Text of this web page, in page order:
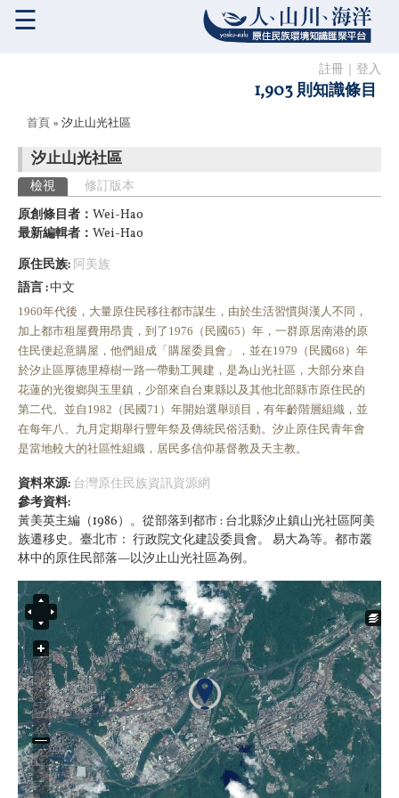
註冊 登入
1,903 則知識條目
☰
您在這裡
首頁 » 汐止山光社區
汐止山光社區
主要索引標籤
檢視 (作用中頁籤)
修訂版本
原創條目者： Wei-Hao
最新編輯者： Wei-Hao
原住民族: 阿美族
語言 中文
1960年代後，大量原住民移往都市謀生，由於生活習慣與漢人不同，
加上都市租屋費用昂貴，到了1976（民國65）年，一群原居南港的原
住民便起意購屋，他們組成「購屋委員會」，並在1979（民國68）年
於汐止區厚德里樟樹一路一帶動工興建，是為山光社區，大部分來自
花蓮的光復鄉與玉里鎮，少部來自台東縣以及其他北部縣市原住民的
第二代。並自1982（民國71）年開始選舉頭目，有年齡階層組織，並
在每年八、九月定期舉行豐年祭及傳統民俗活動。汐止原住民青年會
是當地較大的社區性組織，居民多信仰基督教及天主教。
資料來源: 台灣原住民族資訊資源網
參考資料:
黃美英主編（1986）。從部落到都市 : 台北縣汐止鎮山光社區阿美
族遷移史。臺北市： 行政院文化建設委員會。 易大為等。都市叢
林中的原住民部落—以汐止山光社區為例。